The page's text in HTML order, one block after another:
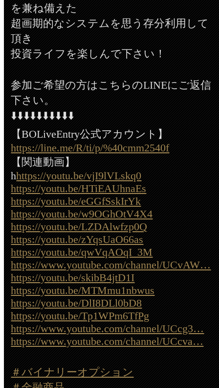
を兼ね備えた
超画期的なシステムを思う存分利用して
頂き
投資ライフを楽しんで下さい！
参加ご希望の方はこちらのLINEにご返信
下さい。
⬇️⬇️⬇️⬇️⬇️⬇️⬇️⬇️⬇️⬇️
【BOLiveEntry公式アカウント】
https://line.me/R/ti/p/%40cmm2540f
【関連動画】
hhttps://youtu.be/vjI9lVLskq0
https://youtu.be/HTiEAUhnaEs
https://youtu.be/eGGfSskIrYk
https://youtu.be/w9OGhOtV4X4
https://youtu.be/LZDAlwfzp0Q
https://youtu.be/zYqsUaO66as
https://youtu.be/qwVqAOqI_3M
https://www.youtube.com/channel/UCvAW…
https://youtu.be/skibB4jtD1I
https://youtu.be/MTMmu1nbwus
https://youtu.be/DlI8DLl0bD8
https://youtu.be/Tp1WPm6TfPg
https://www.youtube.com/channel/UCcg3…
https://www.youtube.com/channel/UCcva…
＃バイナリーオプション